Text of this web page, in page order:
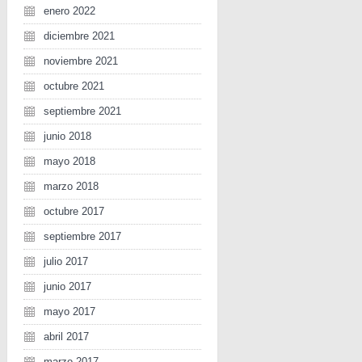
enero 2022
diciembre 2021
noviembre 2021
octubre 2021
septiembre 2021
junio 2018
mayo 2018
marzo 2018
octubre 2017
septiembre 2017
julio 2017
junio 2017
mayo 2017
abril 2017